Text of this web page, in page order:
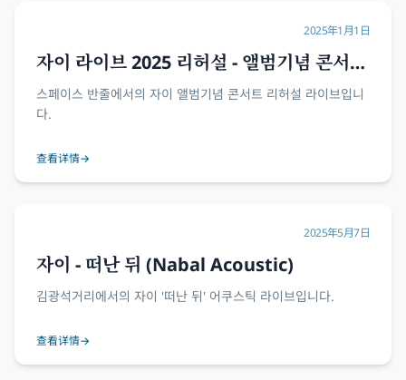
2025年1月1日
자이 라이브 2025 리허설 - 앨범기념 콘서트
@스페이스 반줄
스페이스 반줄에서의 자이 앨범기념 콘서트 리허설 라이브입니
다.
查看详情→
2025年5月7日
자이 - 떠난 뒤 (Nabal Acoustic)
김광석거리에서의 자이 '떠난 뒤' 어쿠스틱 라이브입니다.
查看详情→